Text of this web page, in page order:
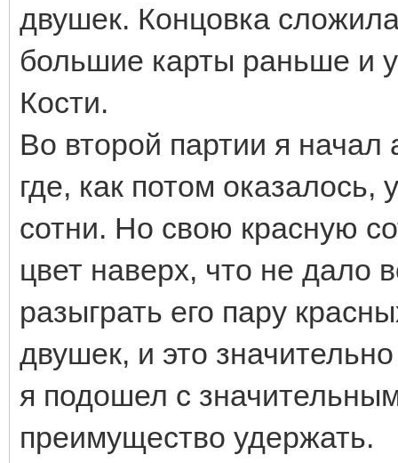
двушек. Концовка
большие карты раньше и
Кости.
Во второй партии я начал
где, как потом
сотни. Но свою красную
цвет наверх, что не дало
разыграть его пару
двушек, и это
я подошел с
преимущество удержать.